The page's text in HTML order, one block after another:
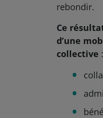
rebondir.
Ce
d’une
collective :